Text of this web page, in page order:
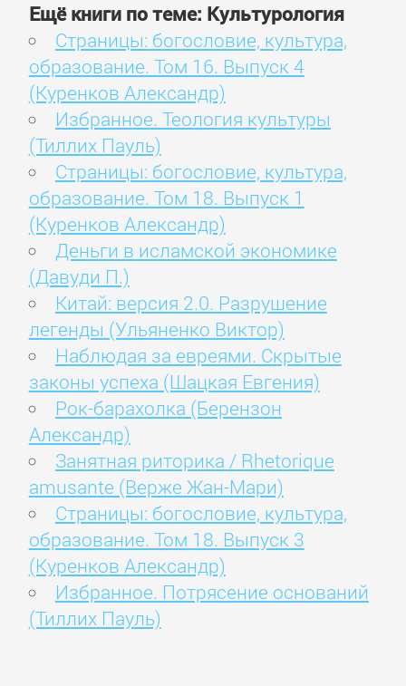
Ещё книги по теме: Культурология
Страницы: богословие, культура,
образование. Том 16. Выпуск 4
(Куренков Александр)
Избранное. Теология культуры
(Тиллих Пауль)
Страницы: богословие, культура,
образование. Том 18. Выпуск 1
(Куренков Александр)
Деньги в исламской экономике
(Давуди П.)
Китай: версия 2.0. Разрушение
легенды (Ульяненко Виктор)
Наблюдая за евреями. Скрытые
законы успеха (Шацкая Евгения)
Рок-барахолка (Берензон
Александр)
Занятная риторика / Rhetorique
amusante (Верже Жан-Мари)
Страницы: богословие, культура,
образование. Том 18. Выпуск 3
(Куренков Александр)
Избранное. Потрясение оснований
(Тиллих Пауль)